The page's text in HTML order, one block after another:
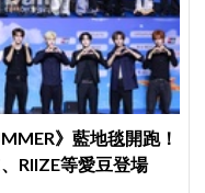
》藍地毯開跑！
RIIZE等愛豆登場